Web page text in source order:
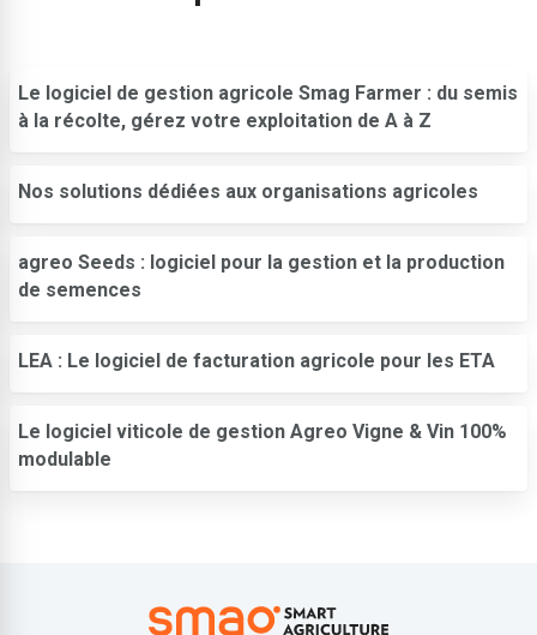
Le logiciel de gestion agricole Smag Farmer : du semis
à la récolte, gérez votre exploitation de A à Z
Nos solutions dédiées aux organisations agricoles
agreo Seeds : logiciel pour la gestion et la production
de semences
LEA : Le logiciel de facturation agricole pour les ETA
Le logiciel viticole de gestion Agreo Vigne & Vin 100%
modulable